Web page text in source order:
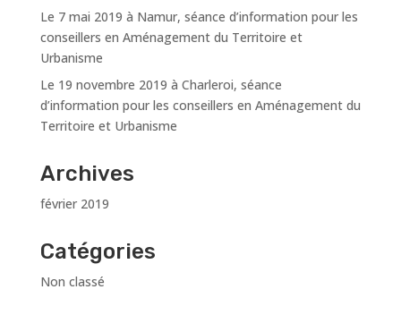
Le 7 mai 2019 à Namur, séance d’information pour les
conseillers en Aménagement du Territoire et
Urbanisme
Le 19 novembre 2019 à Charleroi, séance
d’information pour les conseillers en Aménagement du
Territoire et Urbanisme
Archives
février 2019
Catégories
Non classé